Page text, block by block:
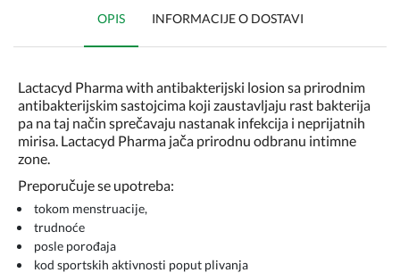
OPIS INFORMACIJE O DOSTAVI
Lactacyd Pharma with antibakterijski losion sa prirodnim
antibakterijskim sastojcima koji zaustavljaju rast bakterija
pa na taj način sprečavaju nastanak infekcija i neprijatnih
mirisa. Lactacyd Pharma jača prirodnu odbranu intimne
zone.
Preporučuje se upotreba:
tokom menstruacije,
trudnoće
posle porođaja
kod sportskih aktivnosti poput plivanja